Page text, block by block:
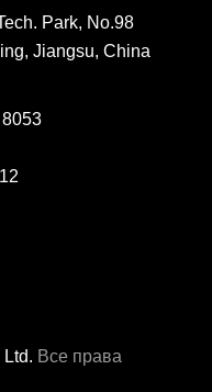
Park, No.98
Jiangsu, China
Все права